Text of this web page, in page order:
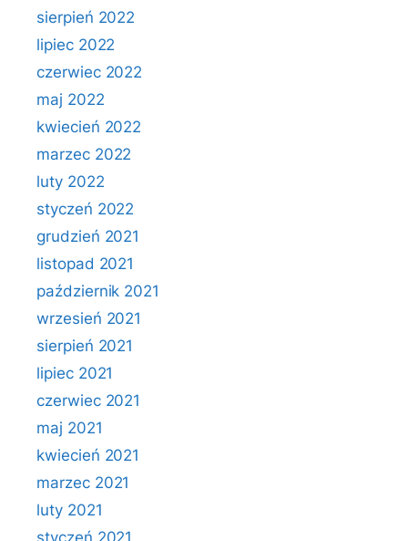
sierpień 2022
lipiec 2022
czerwiec 2022
maj 2022
kwiecień 2022
marzec 2022
luty 2022
styczeń 2022
grudzień 2021
listopad 2021
październik 2021
wrzesień 2021
sierpień 2021
lipiec 2021
czerwiec 2021
maj 2021
kwiecień 2021
marzec 2021
luty 2021
styczeń 2021